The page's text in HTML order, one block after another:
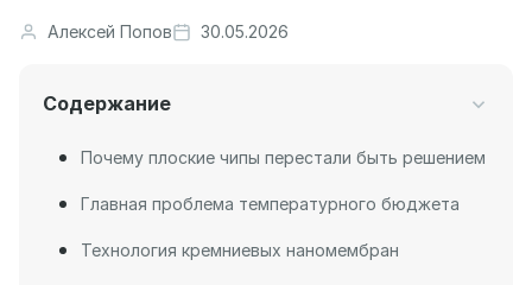
Алексей Попов 30.05.2026
Содержание
Почему плоские чипы перестали быть решением
Главная проблема температурного бюджета
Технология кремниевых наномембран